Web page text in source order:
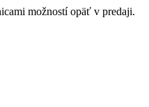
možností opäť v predaji.